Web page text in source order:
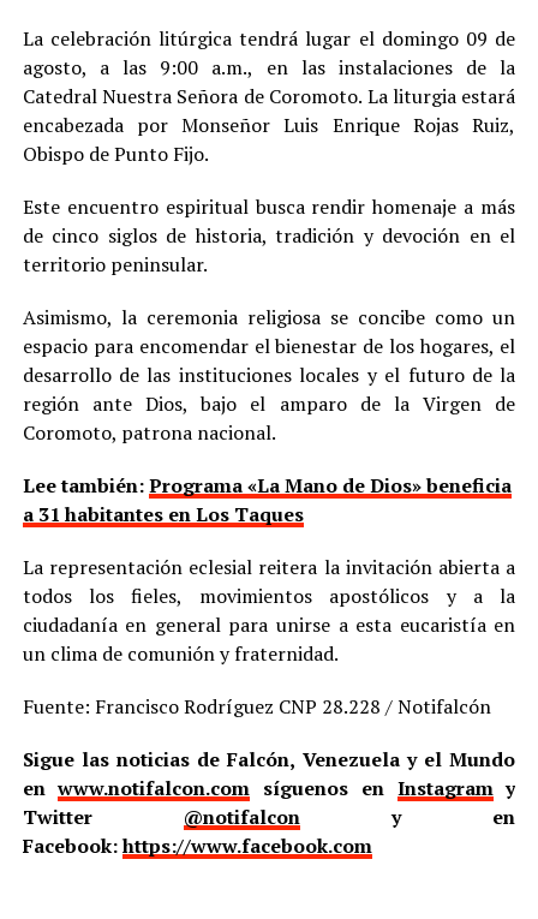
La celebración litúrgica tendrá lugar el domingo 09 de
agosto, a las 9:00 a.m., en las instalaciones de la
Catedral Nuestra Señora de Coromoto. La liturgia estará
encabezada por Monseñor Luis Enrique Rojas Ruiz,
Obispo de Punto Fijo.
Este encuentro espiritual busca rendir homenaje a más
de cinco siglos de historia, tradición y devoción en el
territorio peninsular.
Asimismo, la ceremonia religiosa se concibe como un
espacio para encomendar el bienestar de los hogares, el
desarrollo de las instituciones locales y el futuro de la
región ante Dios, bajo el amparo de la Virgen de
Coromoto, patrona nacional.
Lee también:Programa «La Mano de Dios» beneficia
a 31 habitantes en Los Taques
La representación eclesial reitera la invitación abierta a
todos los fieles, movimientos apostólicos y a la
ciudadanía en general para unirse a esta eucaristía en
un clima de comunión y fraternidad.
Fuente: Francisco Rodríguez CNP 28.228 / Notifalcón
Sigue las noticias de Falcón, Venezuela y el Mundo
enwww.notifalcon.com síguenos en Instagramy
Twitter @notifalcony en
Facebook:https://www.facebook.com